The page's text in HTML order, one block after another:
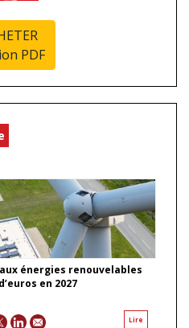
PDF
énergies renouvelables
en 2027
Lire